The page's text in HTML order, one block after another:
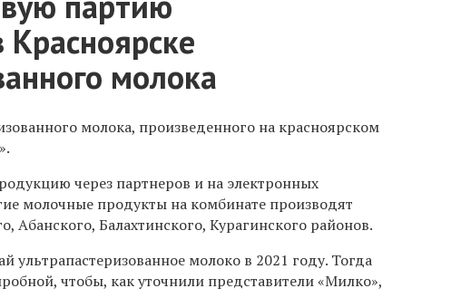
Красноярске
молока
молока, произведенного на красноярском
через партнеров и на электронных
молочные продукты на комбинате производят
Абанского, Балахтинского, Курагинского районов.
ультрапастеризованное молоко в 2021 году. Тогда
чтобы, как уточнили представители «Милко»,